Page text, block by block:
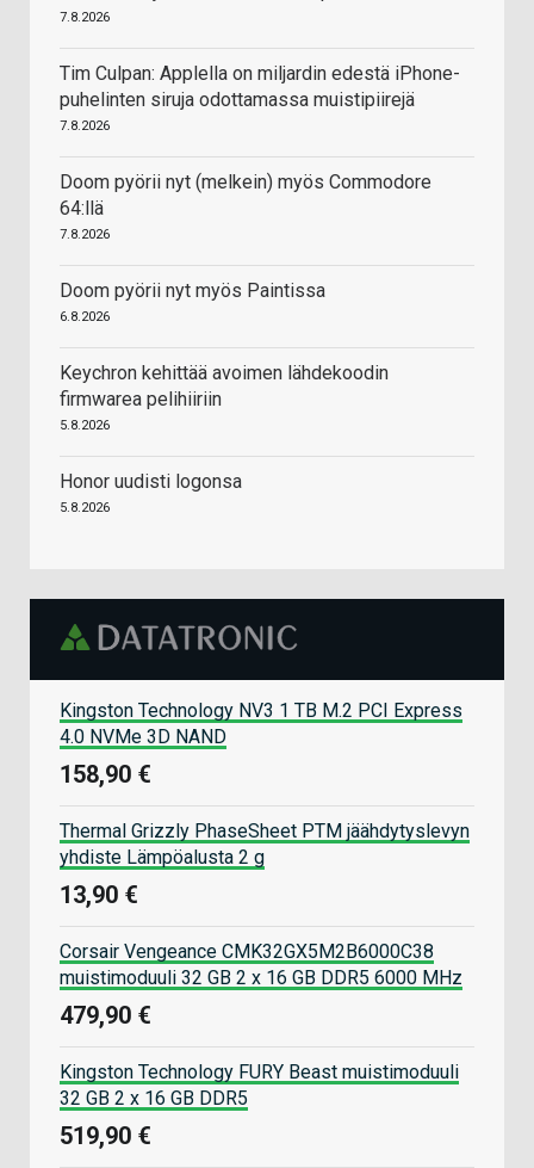
7.8.2026
Tim Culpan: Applella on miljardin edestä iPhone-
puhelinten siruja odottamassa muistipiirejä
7.8.2026
Doom pyörii nyt (melkein) myös Commodore
64:llä
7.8.2026
Doom pyörii nyt myös Paintissa
6.8.2026
Keychron kehittää avoimen lähdekoodin
firmwarea pelihiiriin
5.8.2026
Honor uudisti logonsa
5.8.2026
Kingston Technology NV3 1 TB M.2 PCI Express
4.0 NVMe 3D NAND
158,90 €
Thermal Grizzly PhaseSheet PTM jäähdytyslevyn
yhdiste Lämpöalusta 2 g
13,90 €
Corsair Vengeance CMK32GX5M2B6000C38
muistimoduuli 32 GB 2 x 16 GB DDR5 6000 MHz
479,90 €
Kingston Technology FURY Beast muistimoduuli
32 GB 2 x 16 GB DDR5
519,90 €